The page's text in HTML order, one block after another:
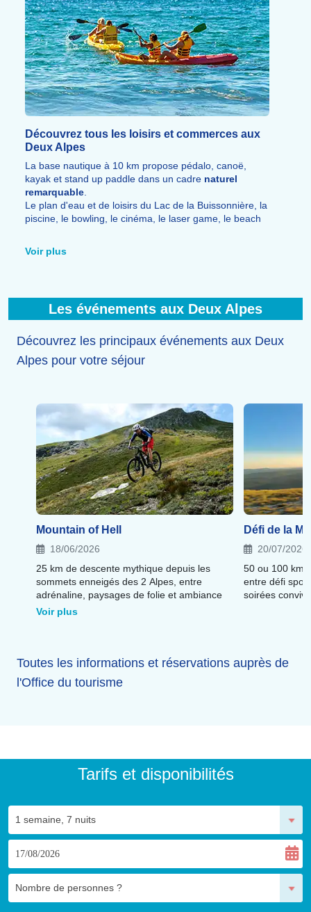
Découvrez tous les loisirs et commerces aux
Deux Alpes
La base nautique à 10 km propose pédalo, canoë,
kayak et stand up paddle dans un cadre naturel
remarquable
Le plan d'eau et de loisirs du Lac de la Buissonnière, la
piscine, le bowling, le cinéma, le laser game, le beach
Vous trouverez tous les
Voir plus
Les événements aux Deux Alpes
Découvrez les principaux événements aux Deux
Alpes pour votre séjour
Mountain of Hell
18/06/2026
25 km de descente mythique depuis les
sommets enneigés des 2 Alpes, entre
adrénaline, paysages de folie et ambiance
inoubliable.
Voir plus
Défi de la
20/07/2026
50 ou 100 km
entre défi
soirées
Toutes les informations et réservations auprès de
l'Office du tourisme
Tarifs et disponibilités